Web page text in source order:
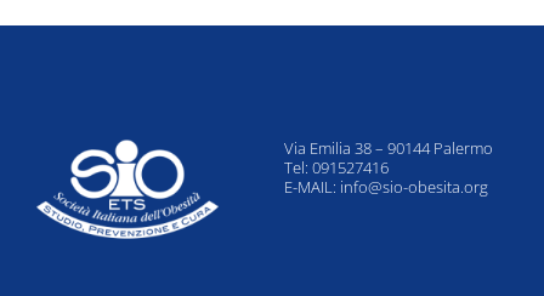
Via Emilia 38 – 90144 Palermo
Tel: 091527416
E-MAIL: info@sio-obesita.org